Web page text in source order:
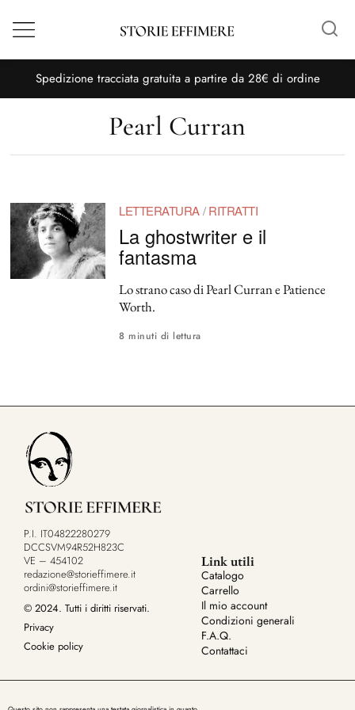
Menù
Spedizione tracciata gratuita a partire da 28€ di ordine
Pearl Curran
LETTERATURA/ RITRATTI
La ghostwriter e il
fantasma
Lo strano caso di Pearl Curran e Patience
Worth.
8 minuti di lettura
P.I. IT04822280279
DCCSVM94R52H823C
VE – 454102
redazione@storieffimere.it
ordini@storieffimere.it
© 2024. Tutti i diritti riservati.
Privacy
Cookie policy
Link utili
Catalogo
Carrello
Il mio account
Condizioni generali
F.A.Q.
Contattaci